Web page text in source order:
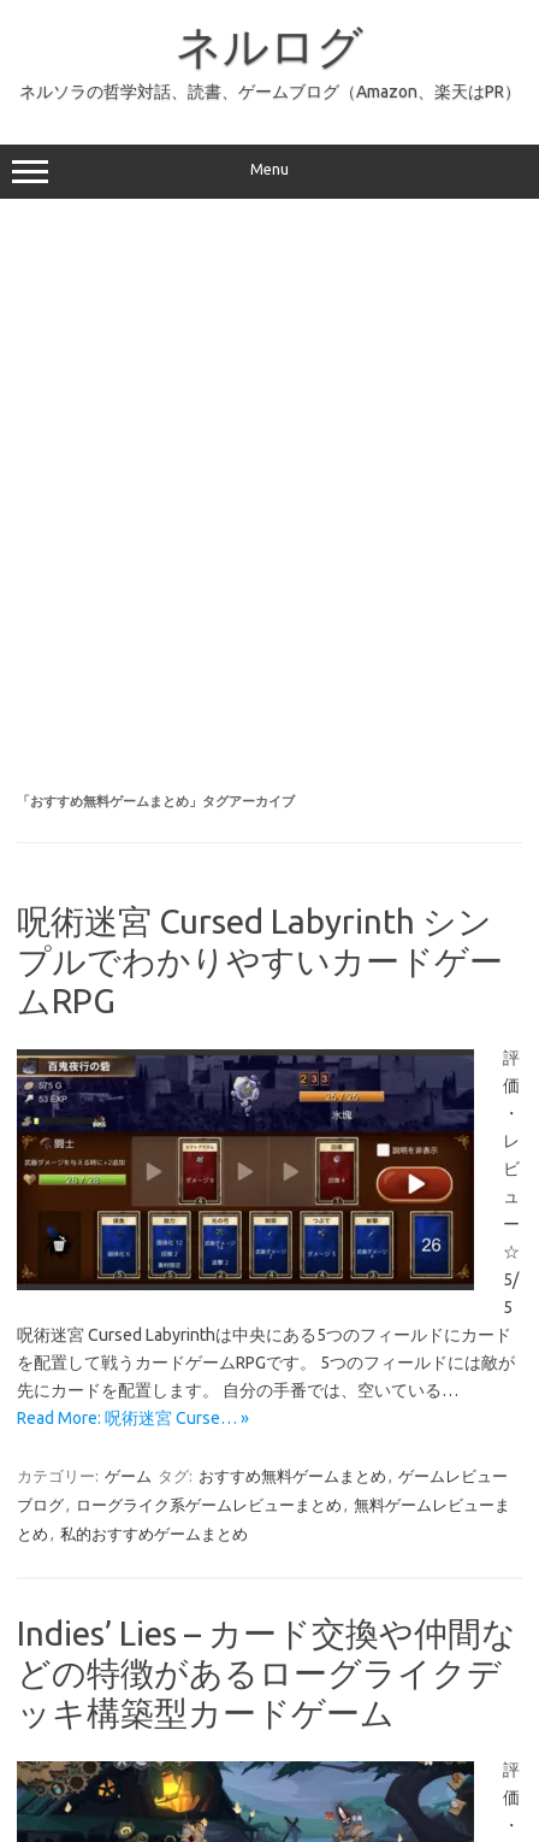
ッ
プ
ネルログ
ネルソラの哲学対話、読書、ゲームブログ（Amazon、楽天はPR）
Menu
「おすすめ無料ゲームまとめ 」タグアーカイブ
呪術迷宮 Cursed Labyrinth シン
プルでわかりやすいカードゲー
ムRPG
評
価
・
レ
ビ
ュ
ー
☆
5/
5
呪術迷宮 Cursed Labyrinthは中央にある5つのフィールドにカード
を配置して戦うカードゲームRPGです。 5つのフィールドには敵が
先にカードを配置します。 自分の手番では、空いている…
Read More: 呪術迷宮 Curse… »
カテゴリー: ゲーム タグ: おすすめ無料ゲームまとめ , ゲームレビュー
ブログ, ローグライク系ゲームレビューまとめ , 無料ゲームレビューま
とめ , 私的おすすめゲームまとめ
Indies’ Lies – カード交換や仲間な
どの特徴があるローグライクデ
ッキ構築型カードゲーム
評
価
・